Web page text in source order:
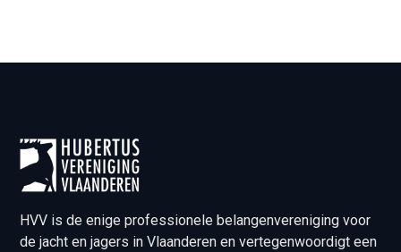
HVV is de enige professionele belangenvereniging voor
de jacht en jagers in Vlaanderen en vertegenwoordigt een